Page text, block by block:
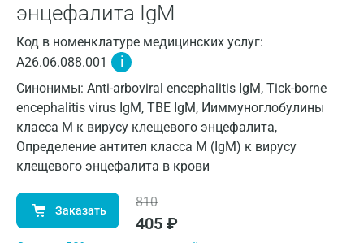
энцефалита IgM
Код в номенклатуре медицинских услуг:
A26.06.088.001
i
Синонимы: Anti-arboviral encephalitis IgM, Tick-borne
encephalitis virus IgM, TBE IgM, Ииммуноглобулины
класса M к вирусу клещевого энцефалита,
Определение антител класса M (IgM) к вирусу
клещевого энцефалита в крови
Заказать
810
405 ₽